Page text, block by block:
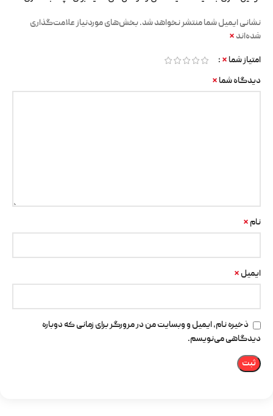
نشانی ایمیل شما منتشر نخواهد شد.بخش‌های موردنیاز علامت‌گذاری
شده‌اند *
امتیاز شما *
دیدگاه شما *
نام *
ایمیل *
ذخیره نام، ایمیل و وبسایت من در مرورگر برای زمانی که دوباره
دیدگاهی می‌نویسم.